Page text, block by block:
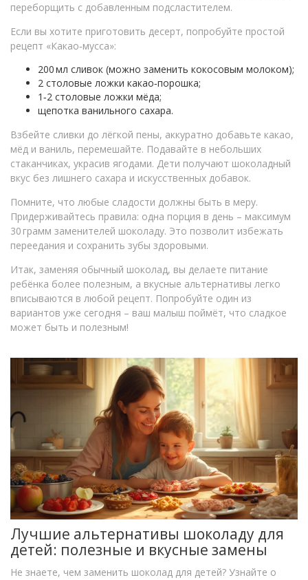
переборщить с добавленным подсластителем.
Если вы хотите приготовить десерт, попробуйте простой
рецепт «Какао‑мусса»:
200 мл сливок (можно заменить кокосовым молоком);
2 столовые ложки какао‑порошка;
1‑2 столовые ложки мёда;
щепотка ванильного сахара.
Взбейте сливки до лёгкой пены, аккуратно добавьте какао,
мёд и ваниль, перемешайте. Подавайте в небольших
стаканчиках, украсив ягодами. Дети получают шоколадный
вкус без лишнего сахара и искусственных добавок.
Помните, что любые сладости должны быть в меру.
Придерживайтесь правила: одна порция в день – максимум
30 грамм заменителей шоколаду. Это позволит избежать
переедания и сохранить зубы здоровыми.
Итак, заменяя обычный шоколад, вы делаете питание
ребёнка более полезным, а вкусные альтернативы легко
вписываются в любой рецепт. Попробуйте один из
вариантов уже сегодня – ваш малыш поймёт, что сладкое
может быть и полезным!
Лучшие альтернативы шоколаду для
детей: полезные и вкусные замены
Не знаете, чем заменить шоколад для детей? Узнайте о